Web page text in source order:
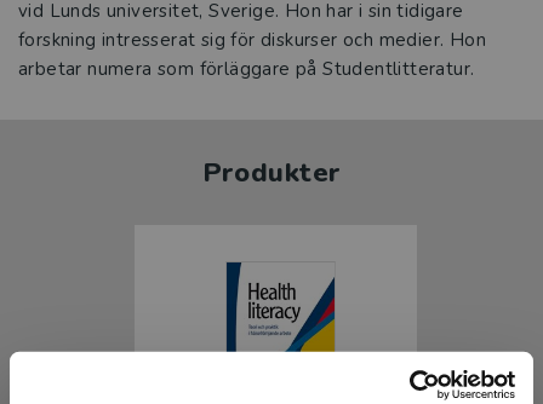
vid Lunds universitet, Sverige. Hon har i sin tidigare
forskning intresserat sig för diskurser och medier. Hon
arbetar numera som förläggare på Studentlitteratur.
Produkter